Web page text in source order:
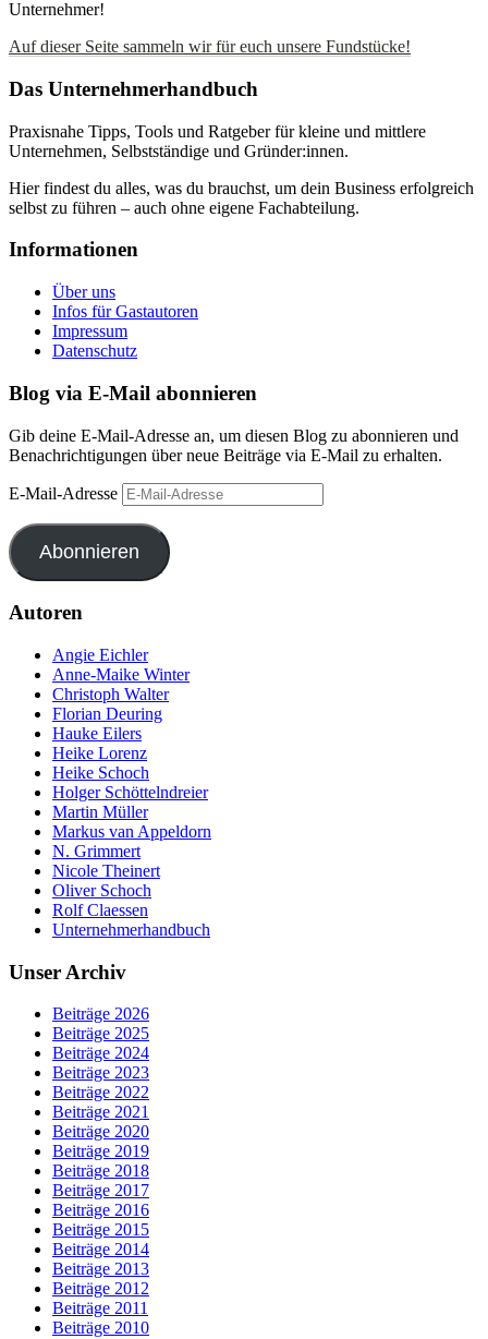
Unternehmer!
Auf dieser Seite sammeln wir für euch unsere Fundstücke!
Das Unternehmerhandbuch
Praxisnahe Tipps, Tools und Ratgeber für kleine und mittlere
Unternehmen, Selbstständige und Gründer:innen.
Hier findest du alles, was du brauchst, um dein Business erfolgreich
selbst zu führen – auch ohne eigene Fachabteilung.
Informationen
Über uns
Infos für Gastautoren
Impressum
Datenschutz
Blog via E-Mail abonnieren
Gib deine E-Mail-Adresse an, um diesen Blog zu abonnieren und
Benachrichtigungen über neue Beiträge via E-Mail zu erhalten.
E-Mail-Adresse
Abonnieren
Autoren
Angie Eichler
Anne-Maike Winter
Christoph Walter
Florian Deuring
Hauke Eilers
Heike Lorenz
Heike Schoch
Holger Schöttelndreier
Martin Müller
Markus van Appeldorn
N. Grimmert
Nicole Theinert
Oliver Schoch
Rolf Claessen
Unternehmerhandbuch
Unser Archiv
Beiträge 2026
Beiträge 2025
Beiträge 2024
Beiträge 2023
Beiträge 2022
Beiträge 2021
Beiträge 2020
Beiträge 2019
Beiträge 2018
Beiträge 2017
Beiträge 2016
Beiträge 2015
Beiträge 2014
Beiträge 2013
Beiträge 2012
Beiträge 2011
Beiträge 2010